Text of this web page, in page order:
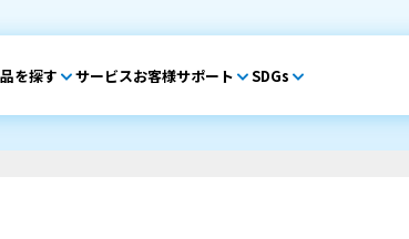
を探す サービスお客様サポート SDGs